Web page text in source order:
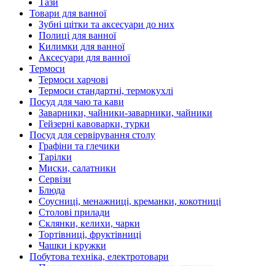
Тази
Товари для ванної
Зубні щітки та аксесуари до них
Полиці для ванної
Килимки для ванної
Аксесуари для ванної
Термоси
Термоси харчові
Термоси стандартні, термокухлі
Посуд для чаю та кави
Заварники, чайники-заварники, чайники
Гейзерні кавоварки, турки
Посуд для сервірування столу
Графіни та глечики
Тарілки
Миски, салатники
Сервізи
Блюда
Соусниці, менажниці, креманки, кокотниці
Столові прилади
Склянки, келихи, чарки
Тортівниці, фруктівниці
Чашки і кружки
Побутова техніка, електротовари